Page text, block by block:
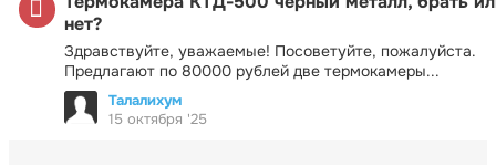
нет?
Здравствуйте, уважаемые! Посоветуйте, пожалуйста.
Предлагают по 80000 рублей две термокамеры...
Талалихум
15 октября '25